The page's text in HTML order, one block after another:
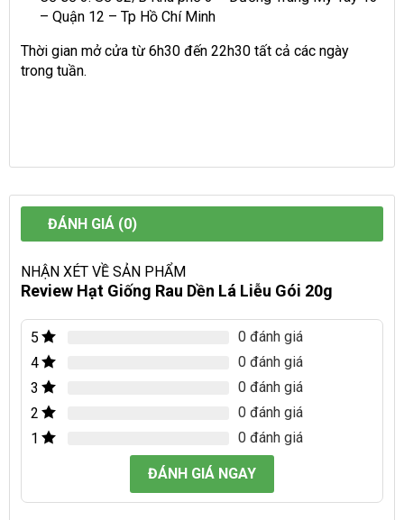
– Quận 12 – Tp Hồ Chí Minh
Thời gian mở cửa từ 6h30 đến 22h30 tất cả các ngày
trong tuần.
ĐÁNH GIÁ (0)
NHẬN XÉT VỀ SẢN PHẨM
Review Hạt Giống Rau Dền Lá Liễu Gói 20g
5
0 đánh giá
4
0 đánh giá
3
0 đánh giá
2
0 đánh giá
1
0 đánh giá
ĐÁNH GIÁ NGAY